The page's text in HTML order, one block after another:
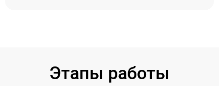
Этапы работы